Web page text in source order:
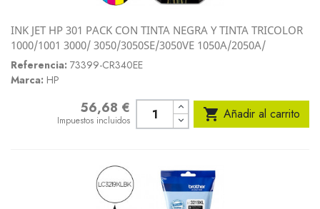
INK JET HP 301 PACK CON TINTA NEGRA Y TINTA TRICOLOR
1000/1001 3000/ 3050/3050SE/3050VE 1050A/2050A/
Referencia: 73399-CR340EE
Marca: HP
Precio56,68 €
Impuestos incluidos  Añadir al carrito